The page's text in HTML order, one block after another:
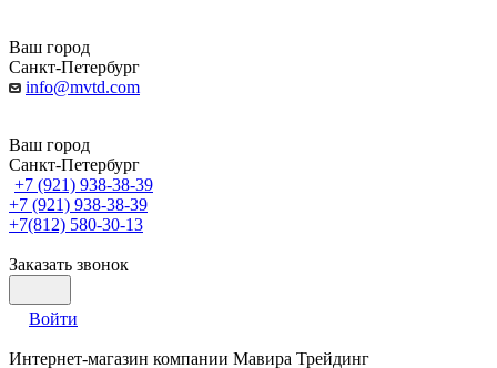
Ваш город
Санкт-Петербург
info@mvtd.com
Ваш город
Санкт-Петербург
+7 (921) 938-38-39
+7 (921) 938-38-39
+7(812) 580-30-13
Заказать звонок
Войти
Интернет-магазин компании Мавира Трейдинг